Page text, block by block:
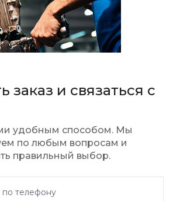
заказ и связаться с
удобным способом. Мы
по любым вопросам и
правильный выбор.
по телефону